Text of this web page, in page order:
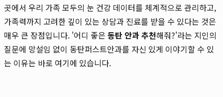
곳에서 우리 가족 모두의 눈 건강 데이터를 체계적으로 관리하고,
가족력까지 고려한 깊이 있는 상담과 진료를 받을 수 있다는 것은
매우 큰 장점입니다. '어디 좋은 동탄 안과 추천해줘?'라는 지인의
질문에 망설임 없이 동탄퍼스트안과를 자신 있게 이야기할 수 있
는 이유는 바로 여기에 있습니다.